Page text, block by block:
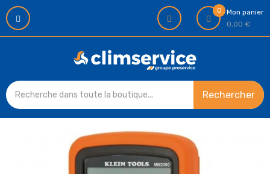
0
Mon panier
0,00 €
Rechercher